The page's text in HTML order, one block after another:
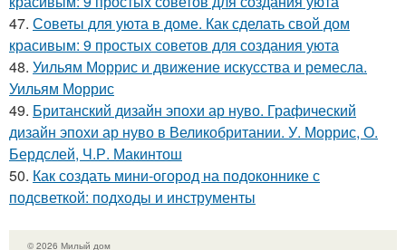
47. Советы для уюта в доме. Как сделать свой дом
красивым: 9 простых советов для создания уюта
48. Уильям Моррис и движение искусства и ремесла.
Уильям Моррис
49. Британский дизайн эпохи ар нуво. Графический
дизайн эпохи ар нуво в Великобритании. У. Моррис, О.
Бердслей, Ч.Р. Макинтош
50. Как создать мини-огород на подоконнике с
подсветкой: подходы и инструменты
© 2026 Милый дом